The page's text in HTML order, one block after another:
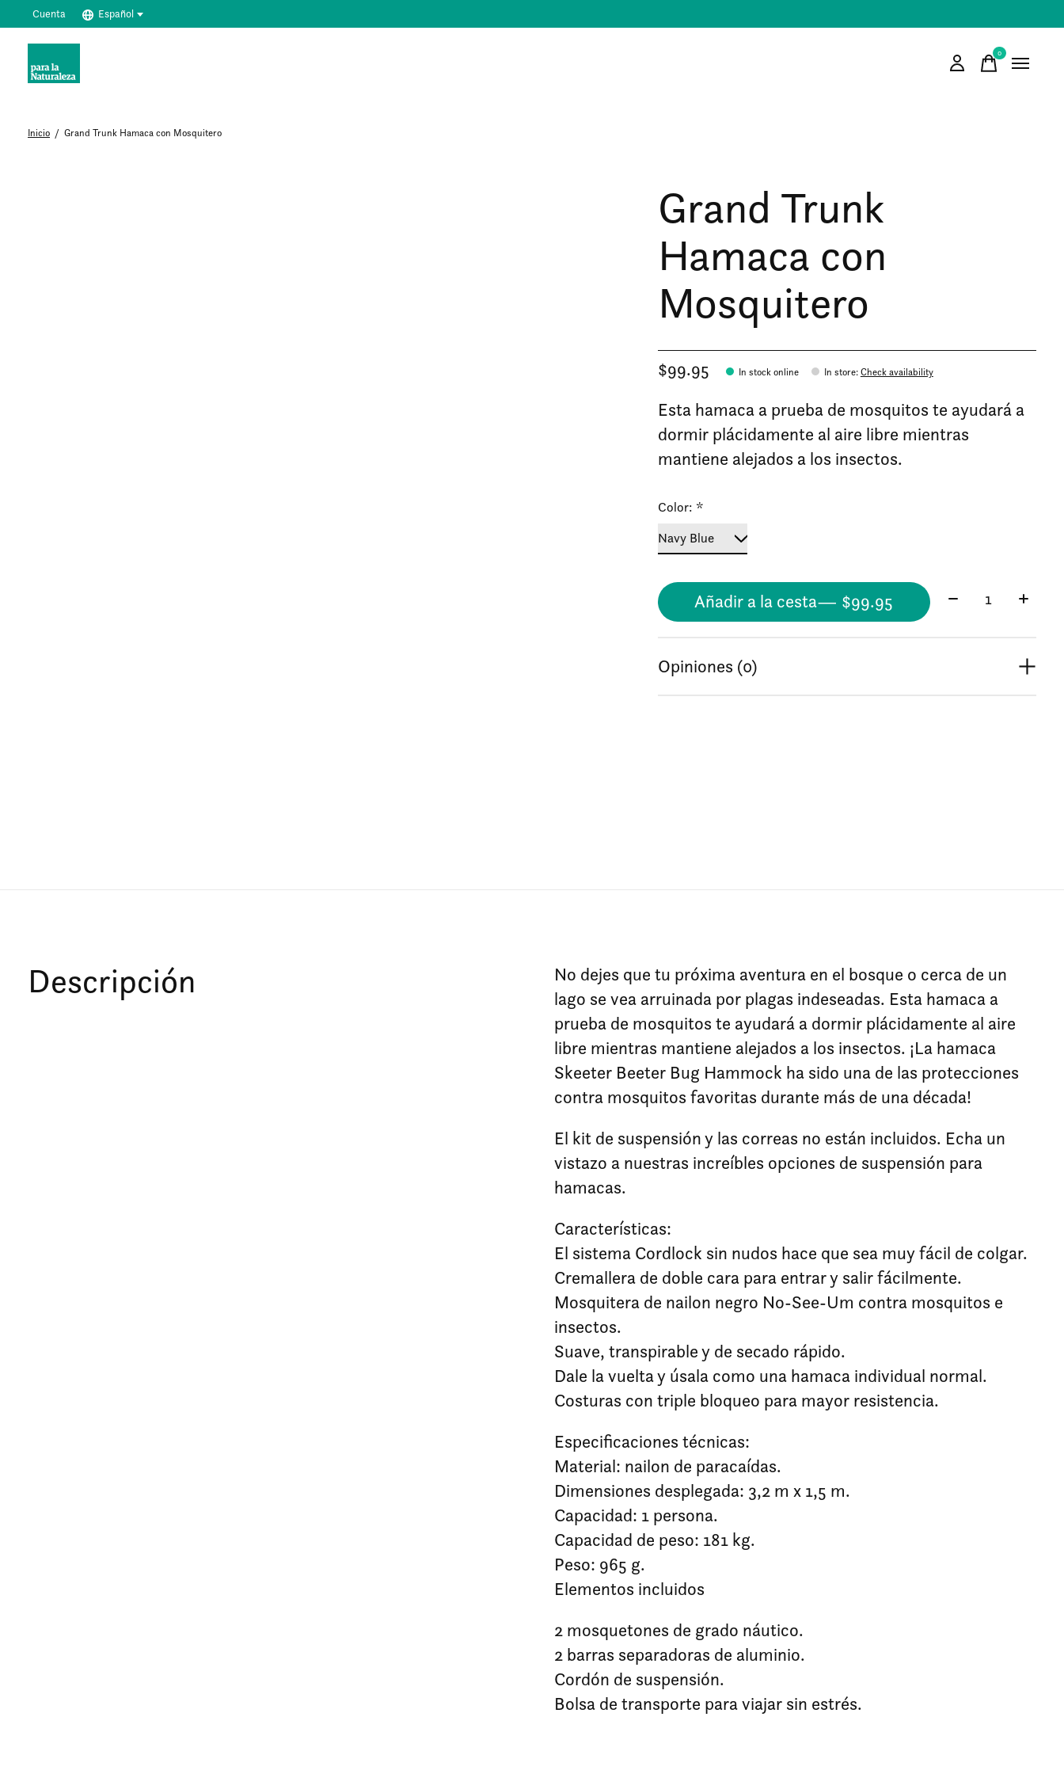
Cuenta Español
0items
Inicio / Grand Trunk Hamaca con Mosquitero
Grand Trunk
Hamaca con
Mosquitero
$99.95 In stock online In store:Check availability
Esta hamaca a prueba de mosquitos te ayudará a
dormir plácidamente al aire libre mientras
mantiene alejados a los insectos.
Color: *
Añadir a la cesta — $99.95 Cantidad:
Opiniones (0)
Descripción
No dejes que tu próxima aventura en el bosque o cerca de un
lago se vea arruinada por plagas indeseadas. Esta hamaca a
prueba de mosquitos te ayudará a dormir plácidamente al aire
libre mientras mantiene alejados a los insectos. ¡La hamaca
Skeeter Beeter Bug Hammock ha sido una de las protecciones
contra mosquitos favoritas durante más de una década!
El kit de suspensión y las correas no están incluidos. Echa un
vistazo a nuestras increíbles opciones de suspensión para
hamacas.
Características:
El sistema Cordlock sin nudos hace que sea muy fácil de colgar.
Cremallera de doble cara para entrar y salir fácilmente.
Mosquitera de nailon negro No-See-Um contra mosquitos e
insectos.
Suave, transpirable y de secado rápido.
Dale la vuelta y úsala como una hamaca individual normal.
Costuras con triple bloqueo para mayor resistencia.
Especificaciones técnicas:
Material: nailon de paracaídas.
Dimensiones desplegada: 3,2 m x 1,5 m.
Capacidad: 1 persona.
Capacidad de peso: 181 kg.
Peso: 965 g.
Elementos incluidos
2 mosquetones de grado náutico.
2 barras separadoras de aluminio.
Cordón de suspensión.
Bolsa de transporte para viajar sin estrés.